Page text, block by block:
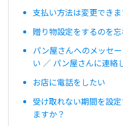
支払い方法は変更できま
贈り物設定をするのを
パン屋さんへのメッセ
い ／ パン屋さんに連絡
お店に電話をしたい
受け取れない期間を設
ますか？